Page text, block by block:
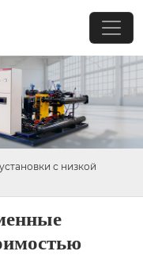
с низкой